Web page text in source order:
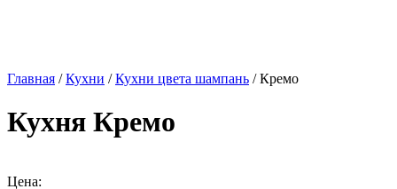
Главная /Кухни /Кухни цвета шампань / Кремо
Кухня Кремо
Цена: